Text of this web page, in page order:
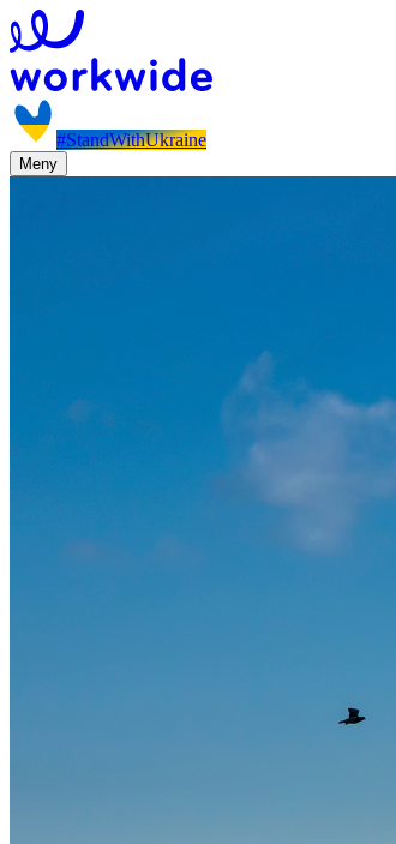
#StandWithUkraine
Meny